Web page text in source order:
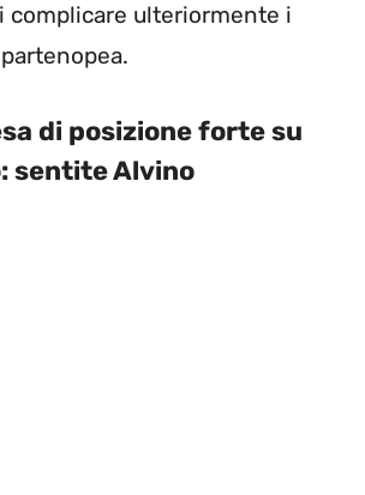
complicare ulteriormente i
di posizione forte su
sentite Alvino